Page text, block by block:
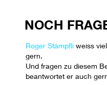
NOCH
Roger Stämpfli weiss
gern.
Und fragen zu diesem
beantwortet er auch